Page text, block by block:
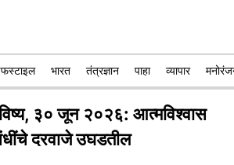
भारत तंत्रज्ञान पाहा व्यापार
३० जून २०२६: आत्मविश्वास
दरवाजे उघडतील